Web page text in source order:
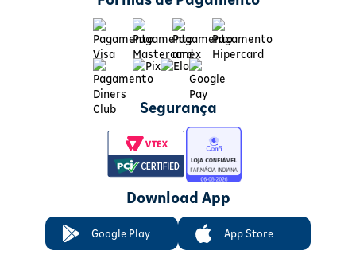
Segurança
Download App
Google Play App Store